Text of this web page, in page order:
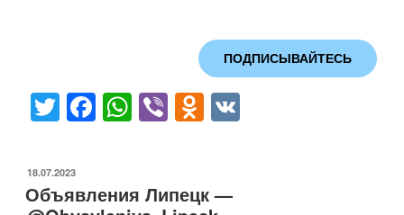
ПОДПИСЫВАЙТЕСЬ
T
tt
er
F
e
W
s
Vi O
o
ОПУБЛИКОВАНО
18.07.2023
Объявления Липецк —